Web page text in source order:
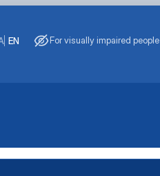
EN For visually impaired people